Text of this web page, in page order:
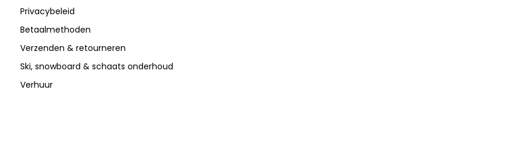
Privacybeleid
Betaalmethoden
Verzenden & retourneren
Ski, snowboard & schaats onderhoud
Verhuur